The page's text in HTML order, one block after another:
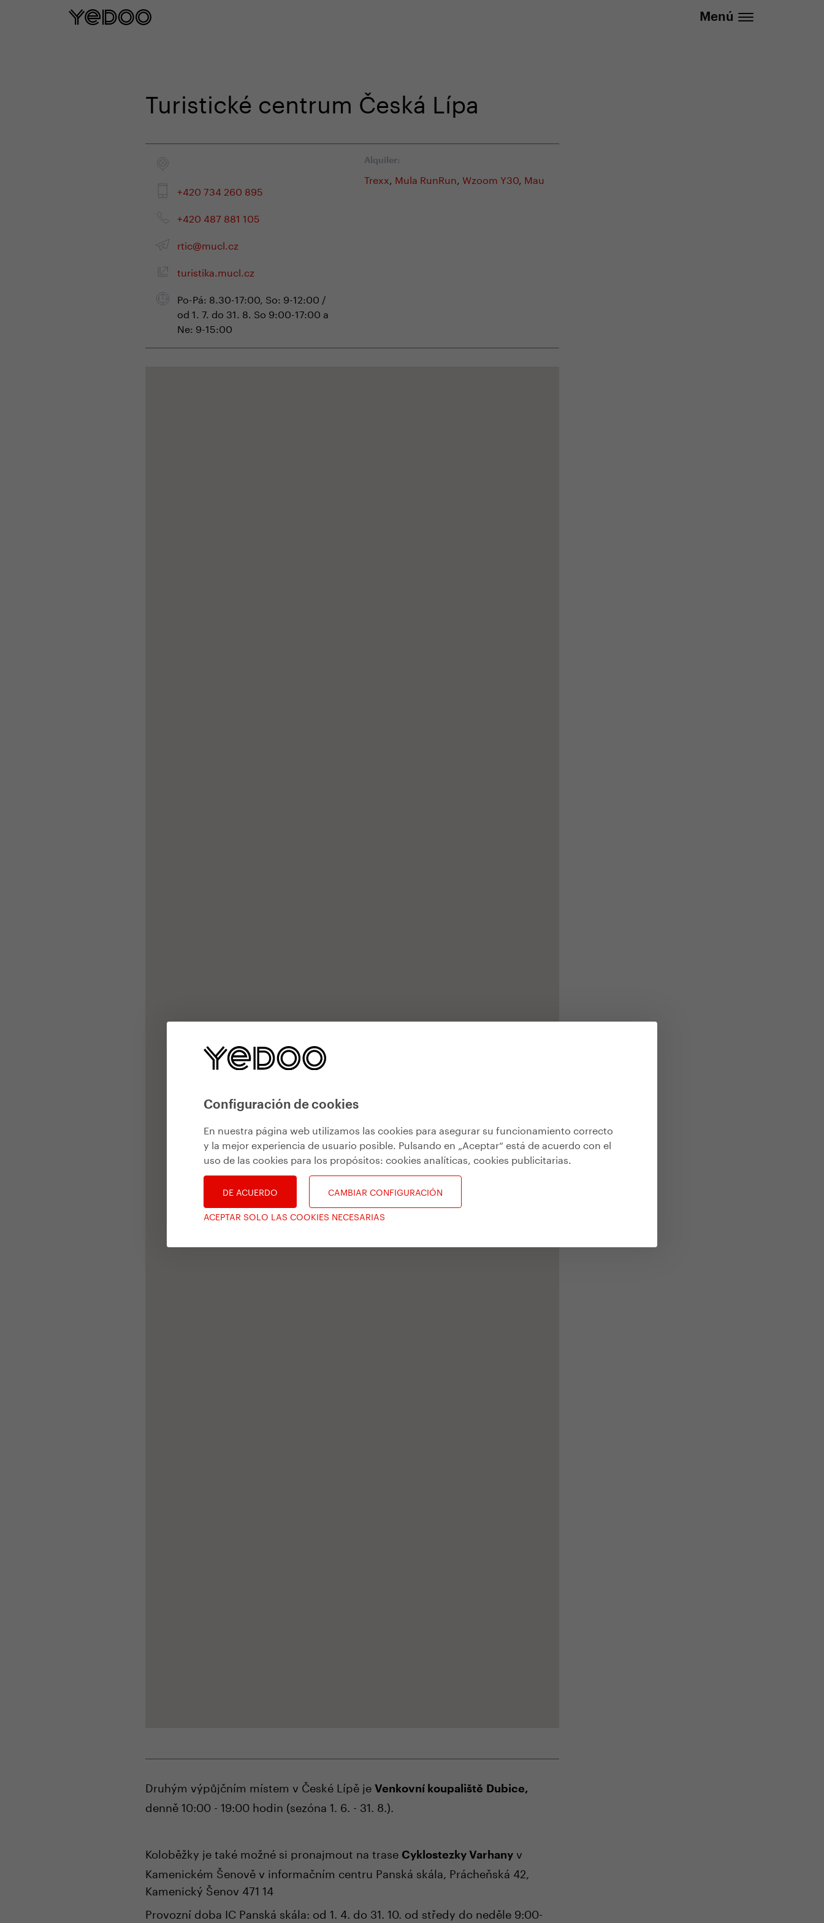
Configuración de cookies
En nuestra página web utilizamos las cookies para asegurar su funcionamiento correcto
y la mejor experiencia de usuario posible. Pulsando en „Aceptar“ está de acuerdo con el
uso de las cookies para los propósitos: cookies analíticas, cookies publicitarias
DE ACUERDO
CAMBIAR CONFIGURACIÓN
ACEPTAR SOLO LAS COOKIES NECESARIAS
Menú
Turistické centrum Česká Lípa
+420 734 260 895
+420 487 881 105
rtic@mucl.cz
turistika.mucl.cz
Po-Pá: 8.30-17:00, So: 9-12:00 /
od 1. 7. do 31. 8. So 9:00-17:00 a
Ne: 9-15:00
Alquiler:
Trexx, Mula RunRun, Wzoom Y30, Mau
Druhým výpůjčním místem v České Lípě je Venkovní koupaliště Dubice,
denně 10:00 - 19:00 hodin (sezóna 1. 6. - 31. 8.).
Koloběžky je také možné si pronajmout na trase Cyklostezky Varhany v
Kamenickém Šenově v informačním centru Panská skála, Prácheňská 42,
Kamenický Šenov 471 14
Provozní doba IC Panská skála: od 1. 4. do 31. 10. od středy do neděle 9:00-